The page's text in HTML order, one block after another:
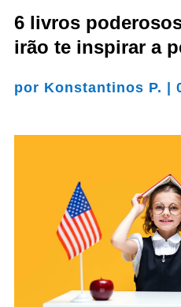
6 livros
irão te inspirar a
por Konstantinos P.